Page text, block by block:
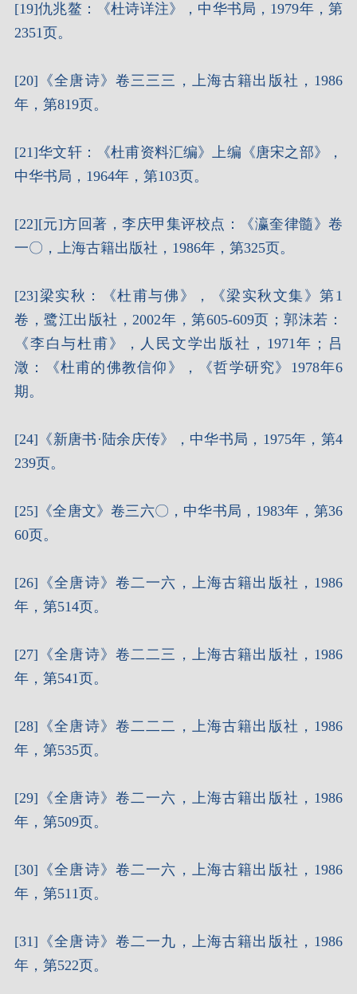
[19]仇兆鳌：《杜诗详注》，中华书局，1979年，第
2351页。
[20]《全唐诗》卷三三三，上海古籍出版社，1986
年，第819页。
[21]华文轩：《杜甫资料汇编》上编《唐宋之部》，
中华书局，1964年，第103页。
[22][元]方回著，李庆甲集评校点：《瀛奎律髓》卷
一〇，上海古籍出版社，1986年，第325页。
[23]梁实秋：《杜甫与佛》，《梁实秋文集》第1
卷，鹭江出版社，2002年，第605-609页；郭沫若：
《李白与杜甫》，人民文学出版社，1971年；吕
澂：《杜甫的佛教信仰》，《哲学研究》1978年6
期。
[24]《新唐书·陆余庆传》，中华书局，1975年，第4
239页。
[25]《全唐文》卷三六〇，中华书局，1983年，第36
60页。
[26]《全唐诗》卷二一六，上海古籍出版社，1986
年，第514页。
[27]《全唐诗》卷二二三，上海古籍出版社，1986
年，第541页。
[28]《全唐诗》卷二二二，上海古籍出版社，1986
年，第535页。
[29]《全唐诗》卷二一六，上海古籍出版社，1986
年，第509页。
[30]《全唐诗》卷二一六，上海古籍出版社，1986
年，第511页。
[31]《全唐诗》卷二一九，上海古籍出版社，1986
年，第522页。